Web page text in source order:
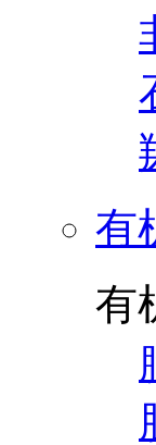
有
有